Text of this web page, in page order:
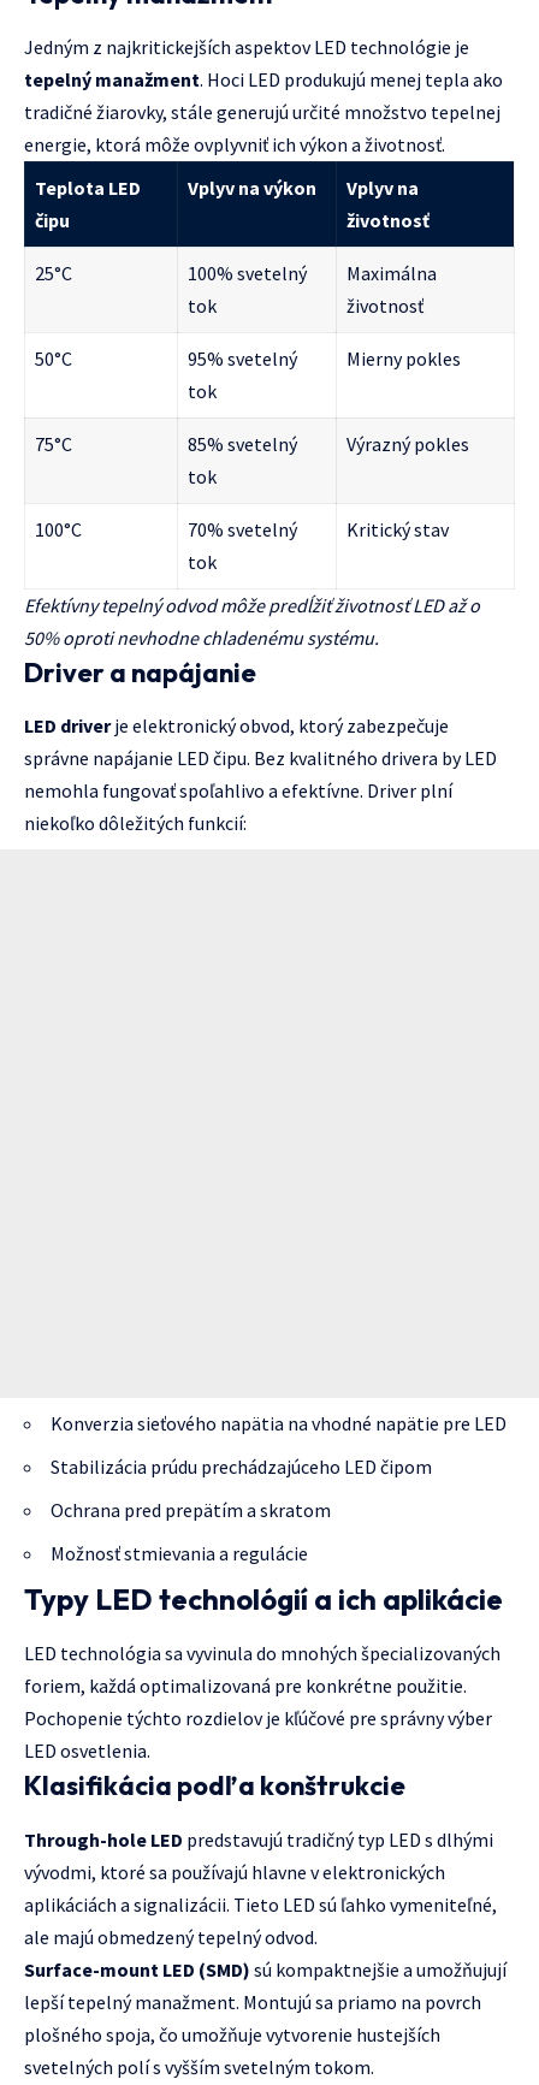
Jedným z najkritickejších aspektov LED technológie je
tepelný manažment. Hoci LED produkujú menej tepla ako
tradičné žiarovky, stále generujú určité množstvo tepelnej
energie, ktorá môže ovplyvniť ich výkon a životnosť.
Teplota LED
čipu
Vplyv na výkon
Vplyv na
životnosť
25°C
100% svetelný
tok
Maximálna
životnosť
50°C
95% svetelný
tok
Mierny pokles
75°C
85% svetelný
tok
Výrazný pokles
100°C
70% svetelný
tok
Kritický stav
Efektívny tepelný odvod môže predĺžiť životnosť LED až o
50% oproti nevhodne chladenému systému.
Driver a napájanie
LED driverje elektronický obvod, ktorý zabezpečuje
správne napájanie LED čipu. Bez kvalitného drivera by LED
nemohla fungovať spoľahlivo a efektívne. Driver plní
niekoľko dôležitých funkcií:
Konverzia sieťového napätia na vhodné napätie pre LED
Stabilizácia prúdu prechádzajúceho LED čipom
Ochrana pred prepätím a skratom
Možnosť stmievania a regulácie
Typy LED technológií a ich aplikácie
LED technológia sa vyvinula do mnohých špecializovaných
foriem, každá optimalizovaná pre konkrétne použitie.
Pochopenie týchto rozdielov je kľúčové pre správny výber
LED osvetlenia.
Klasifikácia podľa konštrukcie
Through-hole LED predstavujú tradičný typ LED s dlhými
vývodmi, ktoré sa používajú hlavne v elektronických
aplikáciách a signalizácii. Tieto LED sú ľahko vymeniteľné,
ale majú obmedzený tepelný odvod.
Surface-mount LED (SMD) sú kompaktnejšie a umožňujují
lepší tepelný manažment. Montujú sa priamo na povrch
plošného spoja, čo umožňuje vytvorenie hustejších
svetelných polí s vyšším svetelným tokom.